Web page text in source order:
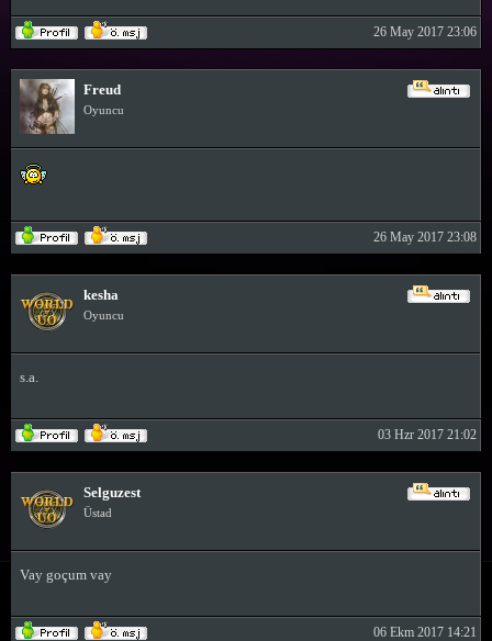
26 May 2017 23:06
Freud
Oyuncu
26 May 2017 23:08
kesha
Oyuncu
s.a.
03 Hzr 2017 21:02
Selguzest
Üstad
Vay goçum vay
06 Ekm 2017 14:21